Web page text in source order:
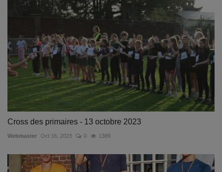
Cross des primaires - 13 octobre 2023
Webmaster Oct 16, 2023 0 1389